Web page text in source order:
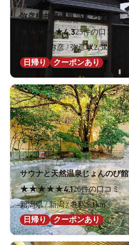
弥彦桜井郷温泉 さくらの湯
★★4.325件の口コミ
新潟県 / 弥彦 / 弥彦駅2.5km
日帰り
クーポンあり
サウナと天然温泉じょんのび館
★★★★★4.126件の口コミ
新潟県 / 新潟 / 巻駅5.1km
日帰り
クーポンあり